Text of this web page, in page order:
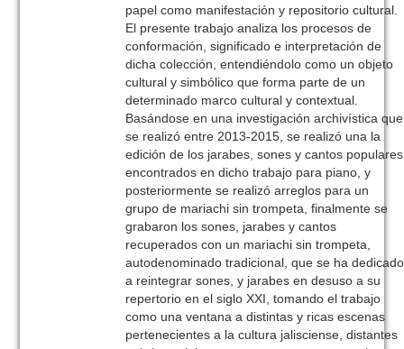
papel como manifestación y repositorio cultural.
El presente trabajo analiza los procesos de
conformación, significado e interpretación de
dicha colección, entendiéndolo como un objeto
cultural y simbólico que forma parte de un
determinado marco cultural y contextual.
Basándose en una investigación archivística que
se realizó entre 2013-2015, se realizó una la
edición de los jarabes, sones y cantos populares
encontrados en dicho trabajo para piano, y
posteriormente se realizó arreglos para un
grupo de mariachi sin trompeta, finalmente se
grabaron los sones, jarabes y cantos
recuperados con un mariachi sin trompeta,
autodenominado tradicional, que se ha dedicado
a reintegrar sones, y jarabes en desuso a su
repertorio en el siglo XXI, tomando el trabajo
como una ventana a distintas y ricas escenas
pertenecientes a la cultura jalisciense, distantes